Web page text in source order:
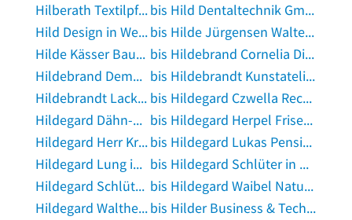
Hilberath Textilpflege in Bad Neuenahr-Ahrweiler
bis Hild Dentaltechnik GmbH in Altendiez
Hild Design in Wetzlar
bis Hilde Jürgensen Walter Jürgensen Forstbetrieb in Hamminkeln
Hilde Kässer Bauuntern. in Affalterbach, Württemberg
bis Hildebrand Cornelia Die FinancialArcitects AG in Nagold
Hildebrand Demontage u. Entsorgung v. Produktionsanlagen in Mannheim
bis Hildebrandt Kunstatelier in Beckum, Westfalen
Hildebrandt Lackiererei in Hannover
bis Hildegard Czwella Rechtsanwältin in Berlin
Hildegard Dähn-Pipa Kosmetik- und Fußpflege in Hiddenhausen
bis Hildegard Herpel Friseur in Bonn
Hildegard Herr Kräuterfrau in Münchhausen am Christenberg
bis Hildegard Lukas Pension in Hirschhorn, Neckar
Hildegard Lung in Herzogenrath
bis Hildegard Schlüter in Soltau
Hildegard Schlütz Bäckermeister in Paderborn
bis Hildegard Waibel Naturheilpraxis in Lauben, Oberallgäu
Hildegard Walther Stimmpädagogin in Hamburg
bis Hilder Business & Technology in Lienen, Westfalen